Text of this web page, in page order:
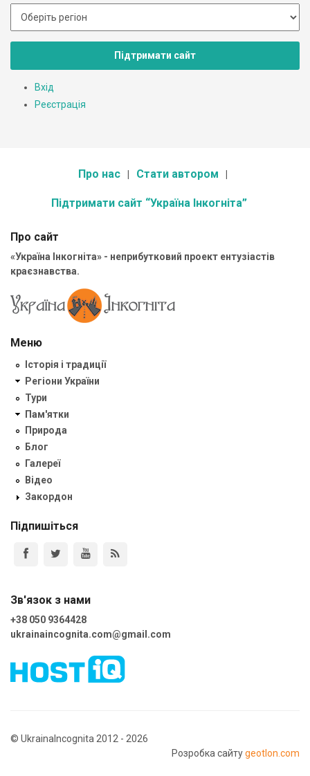
Підтримати сайт
Вхід
Реєстрація
Про нас Стати автором
Підтримати сайт “Україна Інкогніта”
Про сайт
«Україна Інкогніта» - неприбутковий проект ентузіастів
краєзнавства.
Меню
Історія і традиції
Регіони України
Тури
Пам'ятки
Природа
Блог
Галереї
Відео
Закордон
Підпишіться
Зв'язок з нами
+38 050 9364428
ukrainaincognita.com@gmail.com
© UkrainaIncognita 2012 - 2026
Розробка сайтуgeotlon.com